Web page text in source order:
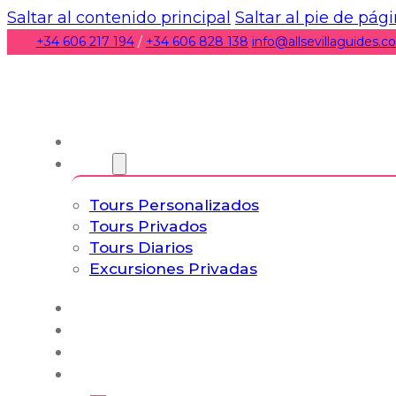
Saltar al contenido principal Saltar al pie de
+34 606 217 194/ +34 606 828 138
Tours Personalizados
Tours Privados
Tours Diarios
Excursiones Privadas